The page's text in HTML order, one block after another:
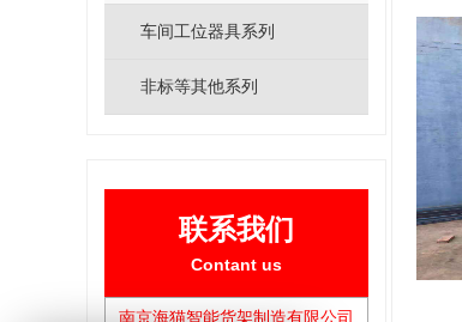
车间工位器具系列
非标等其他系列
联系我们
Contant us
南京海猫智能货架制造有限公司